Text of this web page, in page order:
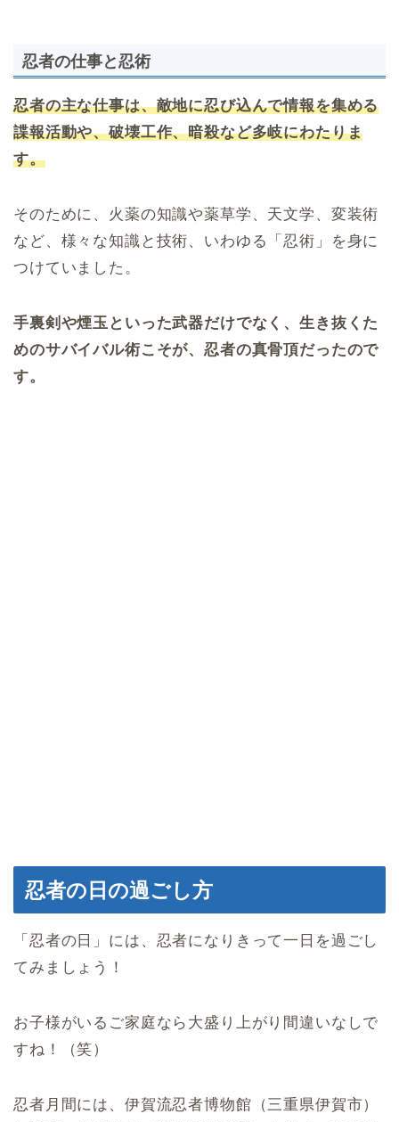
忍者の仕事と忍術
忍者の主な仕事は、敵地に忍び込んで情報を集める
諜報活動や、破壊工作、暗殺など多岐にわたりま
す。
そのために、火薬の知識や薬草学、天文学、変装術
など、様々な知識と技術、いわゆる「忍術」を身に
つけていました。
手裏剣や煙玉といった武器だけでなく、生き抜くた
めのサバイバル術こそが、忍者の真骨頂だったので
す。
忍者の日の過ごし方
「忍者の日」には、忍者になりきって一日を過ごし
てみましょう！
お子様がいるご家庭なら大盛り上がり間違いなしで
すね！（笑）
忍者月間には、伊賀流忍者博物館（三重県伊賀市）